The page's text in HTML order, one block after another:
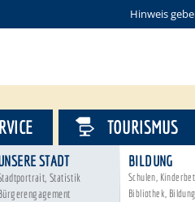
Hinweis
STADT
Statistik
BILDUNG
Schulen,
Bibliothek,
TOURISMUS